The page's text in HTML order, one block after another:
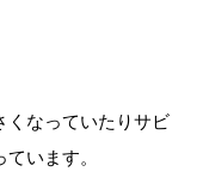
くなっていたりサビ
います。